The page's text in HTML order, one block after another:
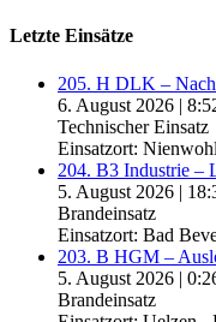
Letzte Einsätze
205. H DLK –
6. August 2026 |
Technischer Einsatz
Einsatzort:
204. B3 Industrie –
5. August 2026 |
Brandeinsatz
Einsatzort: Bad
203. B HGM –
5. August 2026 |
Brandeinsatz